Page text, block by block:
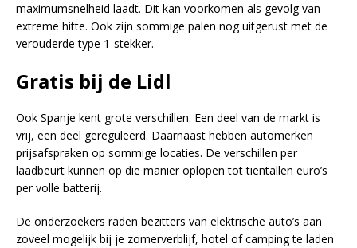
maximumsnelheid laadt. Dit kan voorkomen als gevolg van
extreme hitte. Ook zijn sommige palen nog uitgerust met de
verouderde type 1-stekker.
Gratis bij de Lidl
Ook Spanje kent grote verschillen. Een deel van de markt is
vrij, een deel gereguleerd. Daarnaast hebben automerken
prijsafspraken op sommige locaties. De verschillen per
laadbeurt kunnen op die manier oplopen tot tientallen euro’s
per volle batterij.
De onderzoekers raden bezitters van elektrische auto’s aan
zoveel mogelijk bij je zomerverblijf, hotel of camping te laden